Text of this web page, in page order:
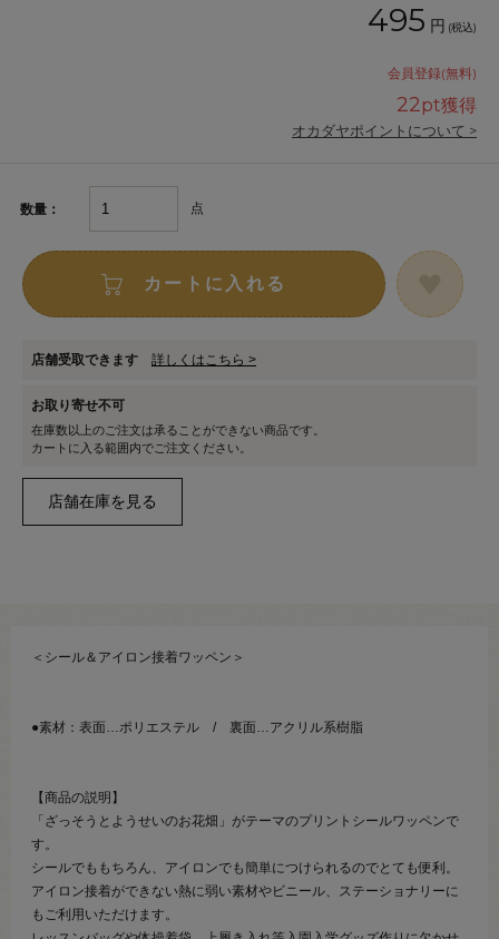
495 円 (税込)
会員登録(無料)
22pt獲得
オカダヤポイントについて >
数量： 点
カートに入れる
店舗受取できます 詳しくはこちら >
お取り寄せ不可
在庫数以上のご注文は承ることができない商品です。
カートに入る範囲内でご注文ください。
＜シール＆アイロン接着ワッペン＞
●素材：表面…ポリエステル / 裏面…アクリル系樹脂
【商品の説明】
「ざっそうとようせいのお花畑」がテーマのプリントシールワッペンで
す。
シールでももちろん、アイロンでも簡単につけられるのでとても便利。
アイロン接着ができない熱に弱い素材やビニール、ステーショナリーに
もご利用いただけます。